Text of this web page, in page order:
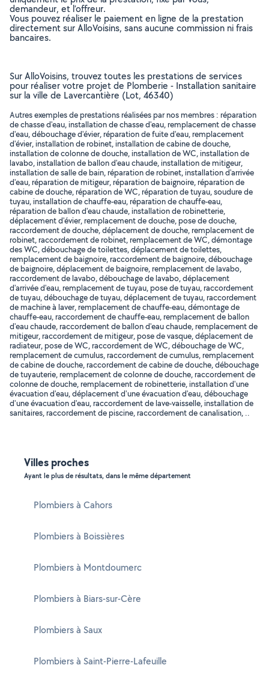
demandeur, et l’offreur.
Vous pouvez réaliser le paiement en ligne de la prestation
directement sur AlloVoisins, sans aucune commission ni frais
bancaires.
Sur AlloVoisins, trouvez toutes les prestations de services
pour réaliser votre projet de Plomberie - Installation sanitaire
sur la ville de Lavercantière (Lot, 46340)
Autres exemples de prestations réalisées par nos membres : réparation
de chasse d'eau, installation de chasse d'eau, remplacement de chasse
d'eau, débouchage d'évier, réparation de fuite d'eau, remplacement
d'évier, installation de robinet, installation de cabine de douche,
installation de colonne de douche, installation de WC, installation de
lavabo, installation de ballon d'eau chaude, installation de mitigeur,
installation de salle de bain, réparation de robinet, installation d'arrivée
d'eau, réparation de mitigeur, réparation de baignoire, réparation de
cabine de douche, réparation de WC, réparation de tuyau, soudure de
tuyau, installation de chauffe-eau, réparation de chauffe-eau,
réparation de ballon d'eau chaude, installation de robinetterie,
déplacement d'évier, remplacement de douche, pose de douche,
raccordement de douche, déplacement de douche, remplacement de
robinet, raccordement de robinet, remplacement de WC, démontage
des WC, débouchage de toilettes, déplacement de toilettes,
remplacement de baignoire, raccordement de baignoire, débouchage
de baignoire, déplacement de baignoire, remplacement de lavabo,
raccordement de lavabo, débouchage de lavabo, déplacement
d'arrivée d'eau, remplacement de tuyau, pose de tuyau, raccordement
de tuyau, débouchage de tuyau, déplacement de tuyau, raccordement
de machine à laver, remplacement de chauffe-eau, démontage de
chauffe-eau, raccordement de chauffe-eau, remplacement de ballon
d'eau chaude, raccordement de ballon d'eau chaude, remplacement de
mitigeur, raccordement de mitigeur, pose de vasque, déplacement de
radiateur, pose de WC, raccordement de WC, débouchage de WC,
remplacement de cumulus, raccordement de cumulus, remplacement
de cabine de douche, raccordement de cabine de douche, débouchage
de tuyauterie, remplacement de colonne de douche, raccordement de
colonne de douche, remplacement de robinetterie, installation d'une
évacuation d'eau, déplacement d'une évacuation d'eau, débouchage
d'une évacuation d'eau, raccordement de lave-vaisselle, installation de
sanitaires, raccordement de piscine, raccordement de canalisation, ..
Villes proches
Ayant le plus de résultats, dans le même département
Plombiers à Cahors
Plombiers à Boissières
Plombiers à Montdoumerc
Plombiers à Biars-sur-Cère
Plombiers à Saux
Plombiers à Saint-Pierre-Lafeuille